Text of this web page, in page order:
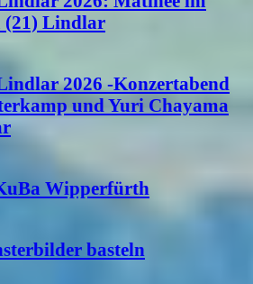
(21) Lindlar
2026 -Konzertabend
und Yuri Chayama
Wipperfürth
basteln